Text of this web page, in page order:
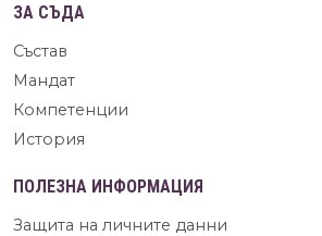
ЗА СЪДА
Състав
Мандат
Компетенции
История
ПОЛЕЗНА ИНФОРМАЦИЯ
Защита на личните данни